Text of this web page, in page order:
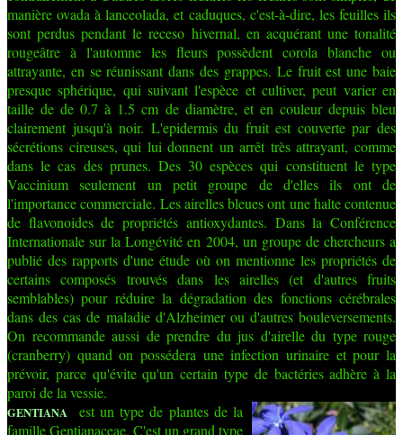
manière ovada à lanceolada, et caduques, c'est-à-dire, les feuilles ils
sont perdus pendant le receso hivernal, en acquérant une tonalité
rougeâtre à l'automne les fleurs possèdent corola blanche ou
attrayante, en se réunissant dans des grappes. Le fruit est une baie
presque sphérique, qui suivant l'espèce et cultiver, peut varier en
taille de de 0.7 à 1.5 cm de diamètre, et en couleur depuis bleu
clairement jusqu'à noir. L'epidermis du fruit est couverte par des
sécrétions cireuses, qui lui donnent un arrêt très attrayant, comme
dans le cas des prunes. Des 30 espèces qui constituent le type
Vaccinium seulement un petit groupe de d'elles ils ont de
l'importance commerciale. Les airelles bleues ont une halte contenue
de flavonoides de propriétés antioxydantes. Dans la Conférence
Internationale sur la Longévité en 2004, un groupe de chercheurs a
publié des rapports d'une étude où on mentionne les propriétés de
certains composés trouvés dans les airelles (et d'autres fruits
semblables) pour réduire la dégradation des fonctions cérébrales
dans des cas de maladie d'Alzheimer ou d'autres bouleversements.
On recommande aussi de prendre du jus d'airelle du type rouge
(cranberry) quand on possédera une infection urinaire et pour la
prévoir, parce qu'évite qu'un certain type de bactéries adhère à la
paroi de la vessie.
GENTIANA
est un type de plantes de la
famille Gentianaceae. C'est un grand type